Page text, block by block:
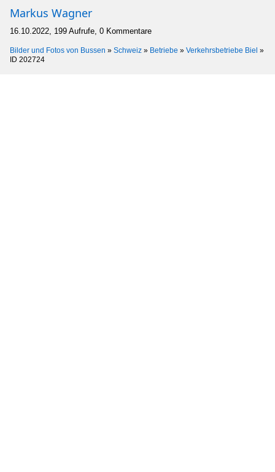
Markus Wagner
16.10.2022, 199 Aufrufe, 0 Kommentare
Bilder und Fotos von Bussen » Schweiz » Betriebe » Verkehrsbetriebe Biel »
ID 202724